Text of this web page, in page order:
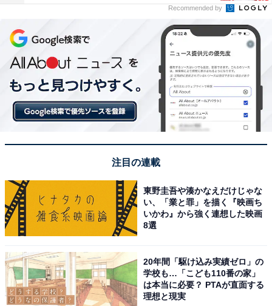
Recommended by
注目の連載
東野圭吾や湊かなえだけじゃな
い、「業と罪」を描く『映画ち
いかわ』から強く連想した映画
8選
20年間「駆け込み実績ゼロ」の
学校も…「こども110番の家」
は本当に必要？ PTAが直面する
理想と現実